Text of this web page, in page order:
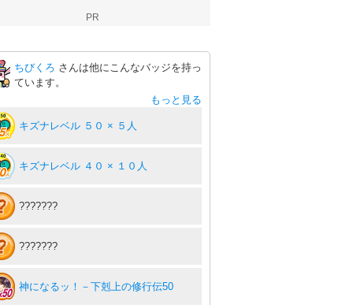
PR
ちびくろ さんは他にこんなバッジを持っ
ています。
もっと見る
キズナレベル ５０ × ５人
キズナレベル ４０ × １０人
???????
???????
神になるッ！－下剋上の修行伝50